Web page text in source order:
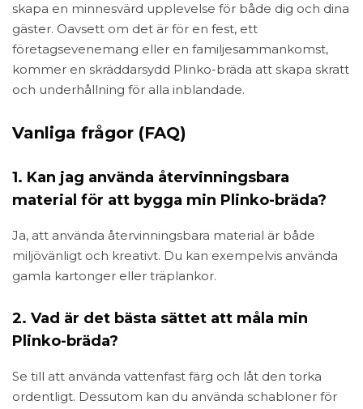
skapa en minnesvärd upplevelse för både dig och dina
gäster. Oavsett om det är för en fest, ett
företagsevenemang eller en familjesammankomst,
kommer en skräddarsydd Plinko-bräda att skapa skratt
och underhållning för alla inblandade.
Vanliga frågor (FAQ)
1. Kan jag använda återvinningsbara
material för att bygga min Plinko-bräda?
Ja, att använda återvinningsbara material är både
miljövänligt och kreativt. Du kan exempelvis använda
gamla kartonger eller träplankor.
2. Vad är det bästa sättet att måla min
Plinko-bräda?
Se till att använda vattenfast färg och låt den torka
ordentligt. Dessutom kan du använda schabloner för